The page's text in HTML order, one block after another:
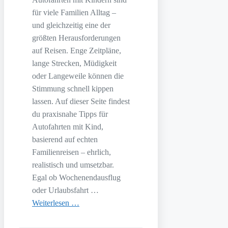
für viele Familien Alltag –
und gleichzeitig eine der
größten Herausforderungen
auf Reisen. Enge Zeitpläne,
lange Strecken, Müdigkeit
oder Langeweile können die
Stimmung schnell kippen
lassen. Auf dieser Seite findest
du praxisnahe Tipps für
Autofahrten mit Kind,
basierend auf echten
Familienreisen – ehrlich,
realistisch und umsetzbar.
Egal ob Wochenendausflug
oder Urlaubsfahrt …
Weiterlesen …